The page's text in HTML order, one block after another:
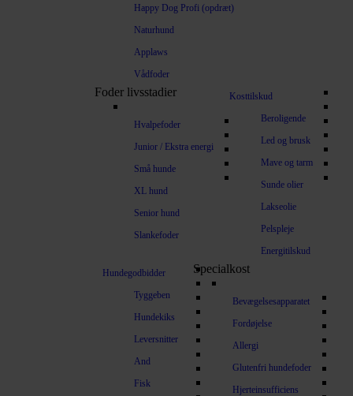
Happy Dog Profi (opdræt)
Naturhund
Applaws
Vådfoder
Foder livsstadier
Hvalpefoder
Junior / Ekstra energi
Små hunde
XL hund
Senior hund
Slankefoder
Kosttilskud
Beroligende
Led og brusk
Mave og tarm
Sunde olier
Lakseolie
Pelspleje
Energitilskud
Hundegodbidder
Tyggeben
Hundekiks
Leversnitter
And
Fisk
Specialkost
Bevægelsesapparatet
Fordøjelse
Allergi
Glutenfri hundefoder
Hjerteinsufficiens